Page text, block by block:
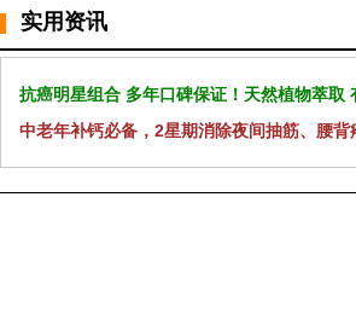
实用资讯
抗癌明星组合 多年口碑保证！天然植物萃取
中老年补钙必备，2星期消除夜间抽筋、腰